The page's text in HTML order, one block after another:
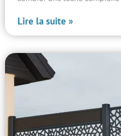
Lire la suite »